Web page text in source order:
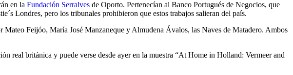
en la Fundación Serralves de Oporto. Pertenecían al Banco Portugués de Negocios, que
Londres, pero los tribunales prohibieron que estos trabajos salieran del país.
Feijóo, María José Manzaneque y Almudena Ávalos, las Naves de Matadero. Ambos
real británica y puede verse desde ayer en la muestra “At Home in Holland: Vermeer and